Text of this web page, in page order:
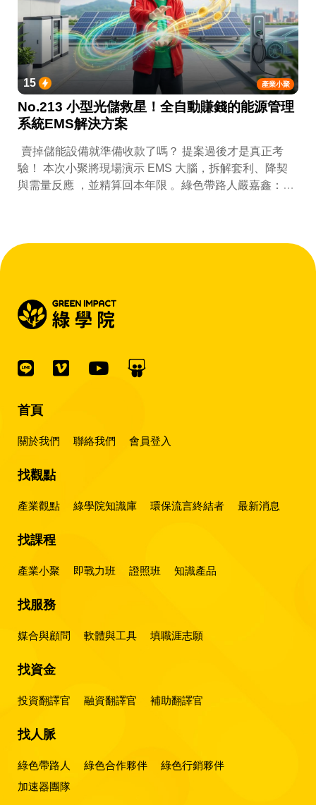
產業小聚
15
No.213 小型光儲救星！全自動賺錢的能源管理
系統EMS解決方案
賣掉儲能設備就準備收款了嗎？ 提案過後才是真正考
驗！ 本次小聚將現場演示 EMS 大腦，拆解套利、降契
與需量反應 ，並精算回本年限 。綠色帶路人嚴嘉鑫：
首頁
關於我們 聯絡我們 會員登入
找觀點
產業觀點 綠學院知識庫 環保流言終結者 最新消息
找課程
產業小聚 即戰力班 證照班 知識產品
找服務
媒合與顧問 軟體與工具 填職涯志願
找資金
投資翻譯官 融資翻譯官 補助翻譯官
找人脈
綠色帶路人 綠色合作夥伴
綠色行銷夥伴
加速器團隊